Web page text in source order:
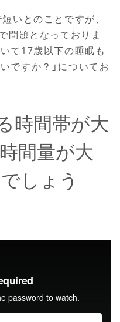
いとのことですが、
問題となっておりま
て17歳以下の睡眠も
ですか？」についてお
時間帯が大
間量が大
しょう